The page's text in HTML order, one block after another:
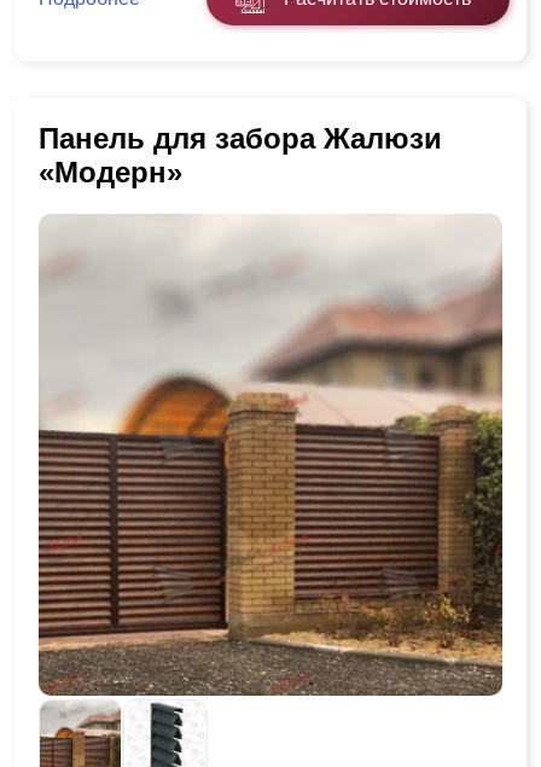
Панель для забора Жалюзи
«Модерн»